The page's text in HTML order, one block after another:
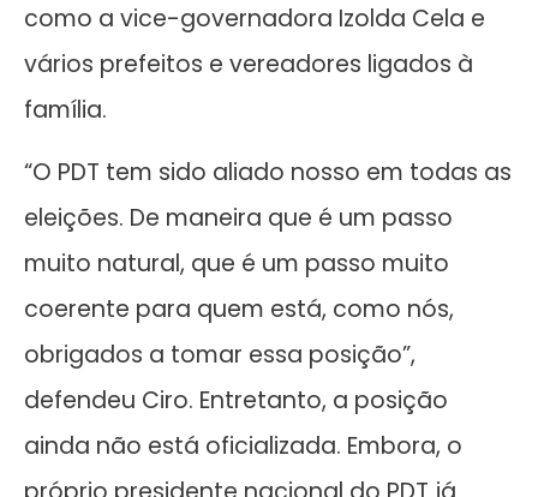
como a vice-governadora Izolda Cela e
vários prefeitos e vereadores ligados à
família.
“O PDT tem sido aliado nosso em todas as
eleições. De maneira que é um passo
muito natural, que é um passo muito
coerente para quem está, como nós,
obrigados a tomar essa posição”,
defendeu Ciro. Entretanto, a posição
ainda não está oficializada. Embora, o